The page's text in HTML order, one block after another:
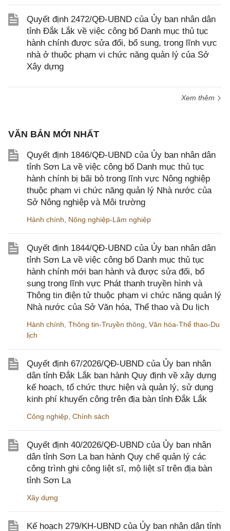
Quyết định 2472/QĐ-UBND của Ủy ban nhân dân
tỉnh Đắk Lắk về việc công bố Danh mục thủ tục
hành chính được sửa đổi, bổ sung, trong lĩnh vực
nhà ở thuộc phạm vi chức năng quản lý của Sở
Xây dựng
Xem thêm
VĂN BẢN MỚI NHẤT
Quyết định 1846/QĐ-UBND của Ủy ban nhân dân
tỉnh Sơn La về việc công bố Danh mục thủ tục
hành chính bị bãi bỏ trong lĩnh vực Nông nghiệp
thuộc phạm vi chức năng quản lý Nhà nước của
Sở Nông nghiệp và Môi trường
Hành chính Nông nghiệp-Lâm nghiệp
Quyết định 1844/QĐ-UBND của Ủy ban nhân dân
tỉnh Sơn La về việc công bố Danh mục thủ tục
hành chính mới ban hành và được sửa đổi, bổ
sung trong lĩnh vực Phát thanh truyền hình và
Thông tin điện tử thuộc phạm vi chức năng quản lý
Nhà nước của Sở Văn hóa, Thể thao và Du lịch
Hành chính Thông tin-Truyền thông Văn hóa-Thể thao-Du
lịch
Quyết định 67/2026/QĐ-UBND của Ủy ban nhân
dân tỉnh Đắk Lắk ban hành Quy định về xây dựng
kế hoạch, tổ chức thực hiện và quản lý, sử dụng
kinh phí khuyến công trên địa bàn tỉnh Đắk Lắk
Công nghiệp Chính sách
Quyết định 40/2026/QĐ-UBND của Ủy ban nhân
dân tỉnh Sơn La ban hành Quy chế quản lý các
công trình ghi công liệt sĩ, mộ liệt sĩ trên địa bàn
tỉnh Sơn La
Xây dựng
Kế hoạch 279/KH-UBND của Ủy ban nhân dân tỉnh